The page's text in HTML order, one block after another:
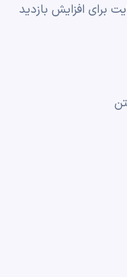
برای افزایش بازدید